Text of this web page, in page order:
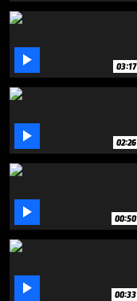
 03:17
 02:26
 00:50
 00:33